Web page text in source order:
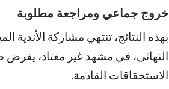
خروج جماعي ومراجعة مطلوبة
بهذه النتائج، تنتهي مشاركة الأندية
النهائي، في مشهد غير معتاد، يفرض
الاستحقاقات القادمة.